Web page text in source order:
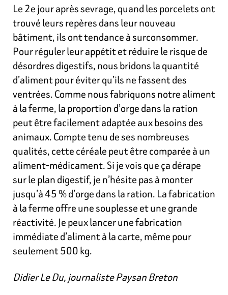
Le 2e jour après sevrage, quand les porcelets ont
trouvé leurs repères dans leur nouveau
bâtiment, ils ont tendance à surconsommer.
Pour réguler leur appétit et réduire le risque de
désordres digestifs, nous bridons la quantité
d’aliment pour éviter qu’ils ne fassent des
ventrées. Comme nous fabriquons notre aliment
à la ferme, la proportion d’orge dans la ration
peut être facilement adaptée aux besoins des
animaux. Compte tenu de ses nombreuses
qualités, cette céréale peut être comparée à un
aliment-médicament. Si je vois que ça dérape
sur le plan digestif, je n’hésite pas à monter
jusqu’à 45 % d’orge dans la ration. La fabrication
à la ferme offre une souplesse et une grande
réactivité. Je peux lancer une fabrication
immédiate d’aliment à la carte, même pour
seulement 500 kg.
Didier Le Du, journaliste Paysan Breton